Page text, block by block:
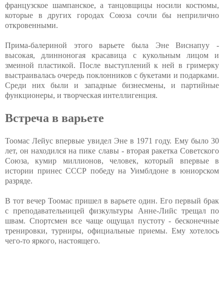
французское шампанское, а танцовщицы носили костюмы,
которые в других городах Союза сочли бы неприлично
откровенными.
Прима-балериной этого варьете была Эне Виснапуу -
высокая, длинноногая красавица с кукольным лицом и
змеиной пластикой. После выступлений к ней в гримерку
выстраивалась очередь поклонников с букетами и подарками.
Среди них были и западные бизнесмены, и партийные
функционеры, и творческая интеллигенция.
Встреча в варьете
Тоомас Лейус впервые увидел Эне в 1971 году. Ему было 30
лет, он находился на пике славы - вторая ракетка Советского
Союза, кумир миллионов, человек, который впервые в
истории принес СССР победу на Уимблдоне в юниорском
разряде.
В тот вечер Тоомас пришел в варьете один. Его первый брак
с преподавательницей физкультуры Анне-Лийс трещал по
швам. Спортсмен все чаще ощущал пустоту - бесконечные
тренировки, турниры, официальные приемы. Ему хотелось
чего-то яркого, настоящего.